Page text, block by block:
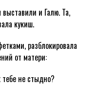
и Галю. Та,
кукиш.
разблокировала
от матери:
не стыдно?